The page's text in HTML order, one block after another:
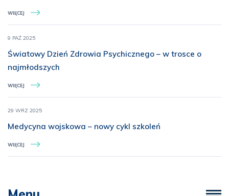
WIĘCEJ
9 PAŹ 2025
Światowy Dzień Zdrowia Psychicznego – w trosce o
najmłodszych
WIĘCEJ
29 WRZ 2025
Medycyna wojskowa – nowy cykl szkoleń
WIĘCEJ